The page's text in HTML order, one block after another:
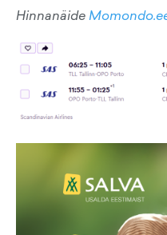
Hinnanäide